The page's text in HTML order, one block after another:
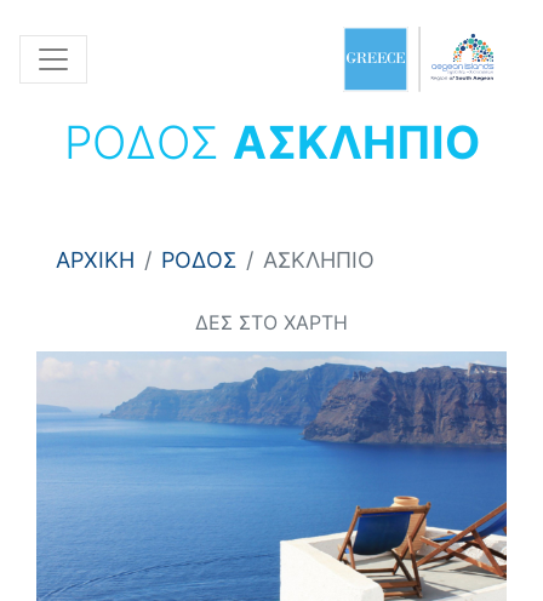
ΡΟΔΟΣ ΑΣΚΛΗΠΙΟ
ΑΡΧΙΚΗ ΡΟΔΟΣ ΑΣΚΛΗΠΙΟ
ΔΕΣ ΣΤΟ ΧΑΡΤΗ